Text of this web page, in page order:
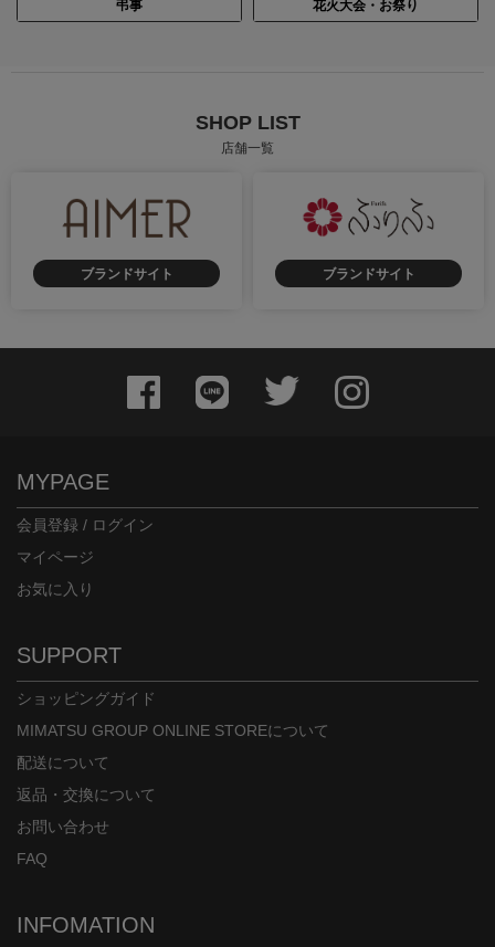
弔事 花火大会・お祭り
SHOP LIST
店舗一覧
ブランドサイト ブランドサイト
MYPAGE
会員登録 / ログイン
マイページ
お気に入り
SUPPORT
ショッピングガイド
MIMATSU GROUP ONLINE STOREについて
配送について
返品・交換について
お問い合わせ
FAQ
INFOMATION